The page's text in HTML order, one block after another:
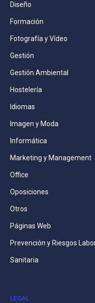
Diseño
Formación
Fotografía y Vídeo
Gestión
Gestión Ambiental
Hostelería
Idiomas
Imagen y Moda
Informática
Marketing y Management
Office
Oposiciones
Otros
Páginas Web
Prevención y Riesgos
Sanitaria
LEGAL